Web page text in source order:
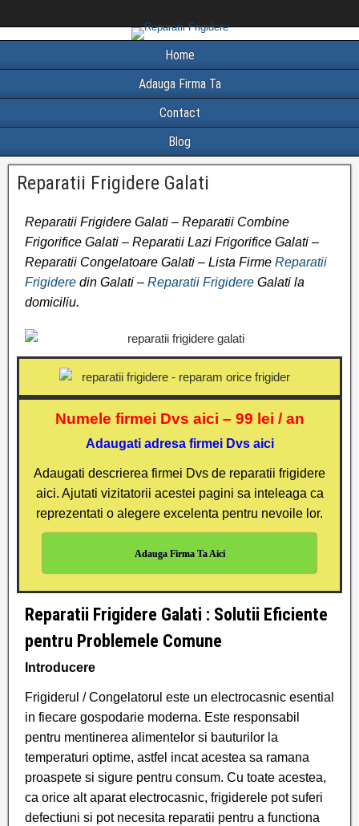
Home
Adauga Firma Ta
Contact
Blog
Reparatii Frigidere Galati
Reparatii Frigidere Galati – Reparatii Combine
Frigorifice Galati – Reparatii Lazi Frigorifice Galati –
Reparatii Congelatoare Galati – Lista Firme Reparatii
Frigidere din Galati – Reparatii Frigidere Galati la
domiciliu.
Numele firmei Dvs aici – 99 lei / an
Adaugati adresa firmei Dvs aici
Adaugati descrierea firmei Dvs de reparatii frigidere
aici. Ajutati vizitatorii acestei pagini sa inteleaga ca
reprezentati o alegere excelenta pentru nevoile lor.
Adauga Firma Ta Aici
Reparatii Frigidere Galati : Solutii Eficiente
pentru Problemele Comune
Introducere
Frigiderul / Congelatorul este un electrocasnic esential
in fiecare gospodarie moderna. Este responsabil
pentru mentinerea alimentelor si bauturilor la
temperaturi optime, astfel incat acestea sa ramana
proaspete si sigure pentru consum. Cu toate acestea,
ca orice alt aparat electrocasnic, frigiderele pot suferi
defectiuni si pot necesita reparatii pentru a functiona